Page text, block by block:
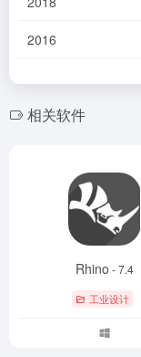
2016
相关软件
Rhino - 7.4
工业设计